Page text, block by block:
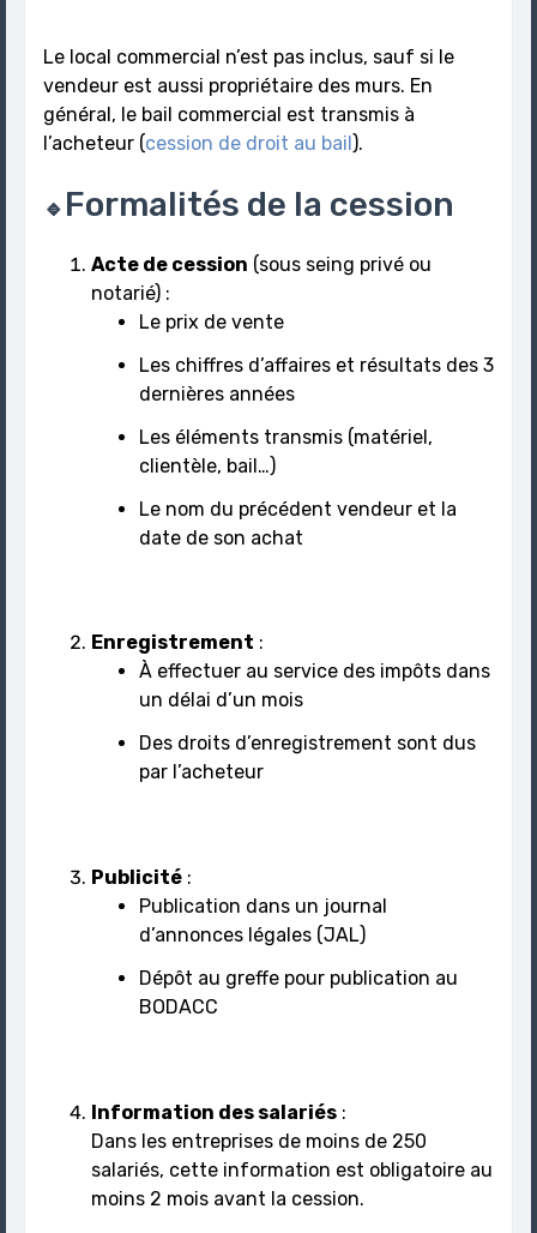
Le local commercial n’est pas inclus, sauf si le
vendeur est aussi propriétaire des murs. En
général, le bail commercial est transmis à
l’acheteur (cession de droit au bail).
🔹 Formalités de la cession
Acte de cession (sous seing privé ou
notarié) :
Le prix de vente
Les chiffres d’affaires et résultats des 3
dernières années
Les éléments transmis (matériel,
clientèle, bail…)
Le nom du précédent vendeur et la
date de son achat
Enregistrement :
À effectuer au service des impôts dans
un délai d’un mois
Des droits d’enregistrement sont dus
par l’acheteur
Publicité :
Publication dans un journal
d’annonces légales (JAL)
Dépôt au greffe pour publication au
BODACC
Information des salariés :
Dans les entreprises de moins de 250
salariés, cette information est obligatoire au
moins 2 mois avant la cession.